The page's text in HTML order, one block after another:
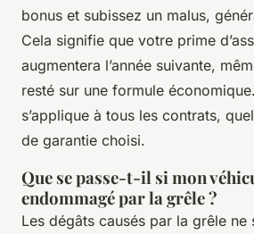
bonus et subissez un malus,
Cela signifie que votre prime
augmentera l’année suivante,
resté sur une formule
s’applique à tous les contrats,
de garantie choisi.
Que se passe-t-il si mon
endommagé par la grêle ?
Les dégâts causés par la grêle